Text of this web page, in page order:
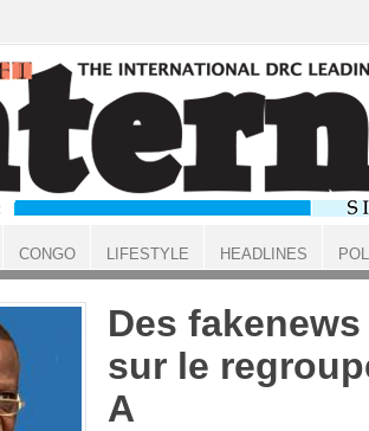
Des
sur le
A
CONGO LIFESTYLE HEADLINES